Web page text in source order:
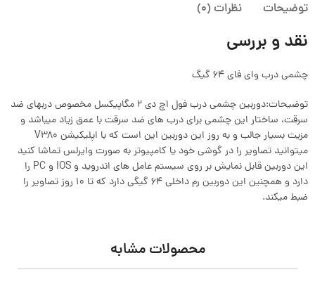
توضیحات نظرات (0)
نقد و بررسی
چشمی درب وای فای 64 گیگ
توضیحات:دوربین چشمی درب فول اچ دی 2 مگاپیکسل مخصوص دربهای ضد
سرقت، ساختار این چشمی برای درب های ضد سرقت با عمق زیاد میباشد و
مزیت بسیار جالب و به روز این دوربین این است که با اپلیکیشن V380
میتوانید تصاویر را در گوشی خود یا کامپیوتر به صورت وایرلس تماشا کنید
این دوربین قابل نمایش بر روی سیستم عامل های اندروید و IOS و PC را
دارد و همچنین این دوربین رم داخلی ۶۴ گیگی دارد که تا ۱۰ روز تصاویر را
ضبط میکند.
محصولات مشابه